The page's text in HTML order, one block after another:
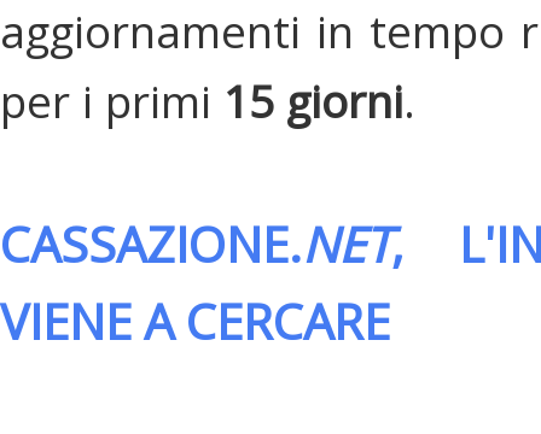
aggiornamenti in tempo
per i primi 15 giorni.
CASSAZIONE.NET,
VIENE A CERCARE